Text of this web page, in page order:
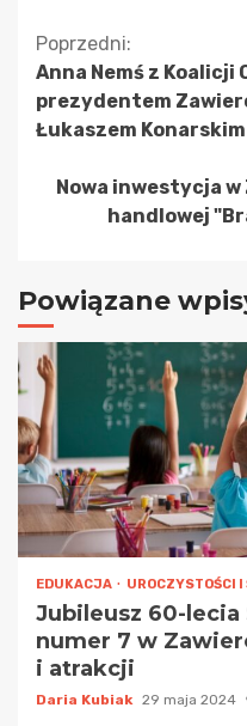
Kontynuuj
czytanie
Poprzedni:
Anna Nemś z
prezydentem
Łukaszem Konarskim
Nowa inwestycja
handlowej
Powiązane
EDUKACJA UROCZYSTOŚCI I
Jubileusz 60-lecia
numer 7 w
i atrakcji
Daria Kubiak 29 maja 2024